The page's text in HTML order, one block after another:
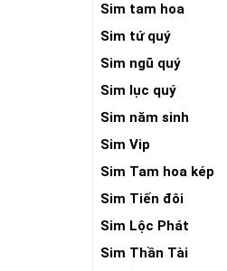
Sim tam hoa
Sim tứ quý
Sim ngũ quý
Sim lục quý
Sim năm sinh
Sim Vip
Sim Tam hoa kép
Sim Tiến đôi
Sim Lộc Phát
Sim Thần Tài